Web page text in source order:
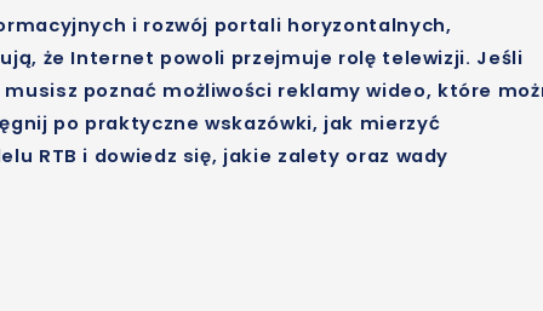
i rozwój portali horyzontalnych,
że Internet powoli przejmuje rolę telewizji. Jeśli
poznać możliwości reklamy wideo, które
po praktyczne wskazówki, jak mierzyć
RTB i dowiedz się, jakie zalety oraz wady